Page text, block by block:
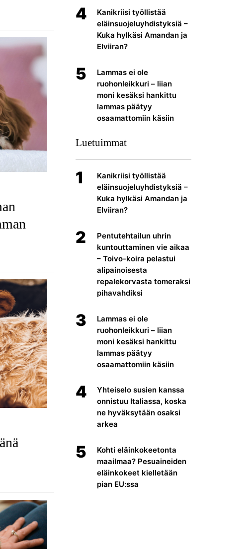
4
Kanikriisi työllistää
eläinsuojeluyhdistyksiä –
Kuka hylkäsi Amandan ja
Elviiran?
5
Lammas ei ole
ruohonleikkuri – liian
moni kesäksi hankittu
lammas päätyy
osaamattomiin käsiin
Luetuimmat
1
Kanikriisi työllistää
eläinsuojeluyhdistyksiä –
Kuka hylkäsi Amandan ja
Elviiran?
2
Pentutehtailun uhrin
kuntouttaminen vie aikaa
– Toivo-koira pelastui
alipainoisesta
repalekorvasta tomeraksi
pihavahdiksi
3
Lammas ei ole
ruohonleikkuri – liian
moni kesäksi hankittu
lammas päätyy
osaamattomiin käsiin
4
Yhteiselo susien kanssa
onnistuu Italiassa, koska
ne hyväksytään osaksi
arkea
5
Kohti eläinkokeetonta
maailmaa? Pesuaineiden
eläinkokeet kielletään
pian EU:ssa